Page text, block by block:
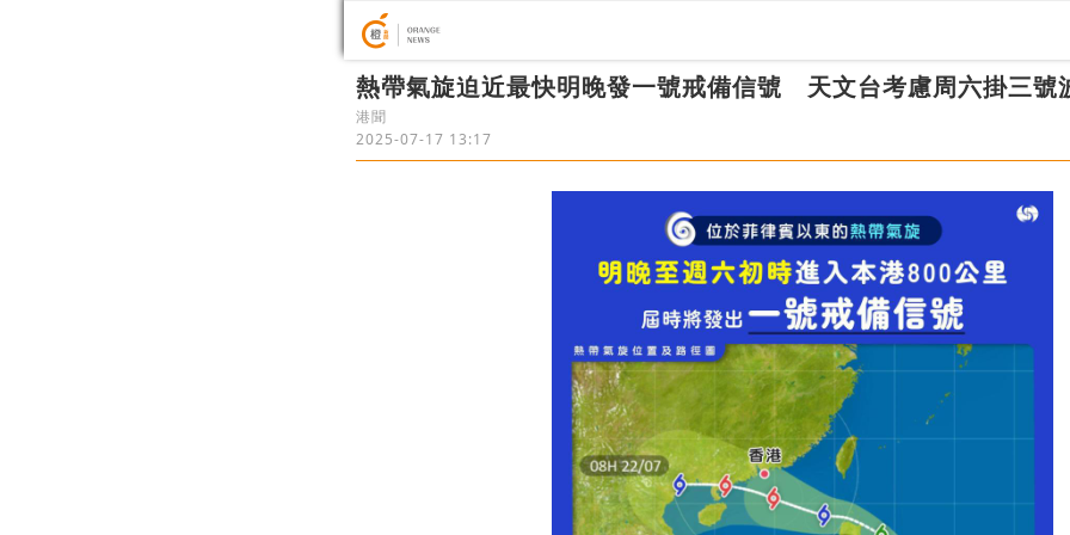
熱帶氣旋迫近最快明晚發一號戒備信號 天文台考慮周六掛三號
港聞
2025-07-17 13:17